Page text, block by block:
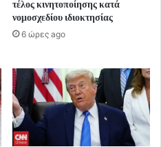
τέλος κινητοποίησης κατά
νομοσχεδίου ιδιοκτησίας
6 ώρες ago